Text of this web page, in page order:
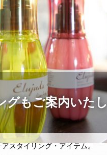
グもご案内いたし
スタイリング・アイテム。